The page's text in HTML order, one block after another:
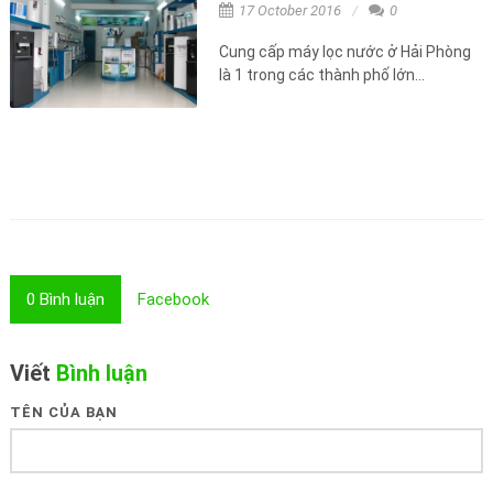
17 October 2016 0
Cung cấp máy lọc nước ở Hải Phòng
là 1 trong các thành phố lớn...
0 Bình luận Facebook
Viết Bình luận
TÊN CỦA BẠN